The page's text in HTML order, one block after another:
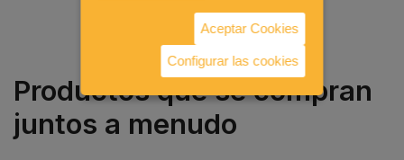
Productos que se compran
juntos a menudo
Aceptar Cookies
Configurar las cookies